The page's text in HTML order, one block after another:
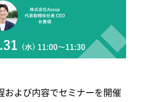
および内容でセミナーを開催